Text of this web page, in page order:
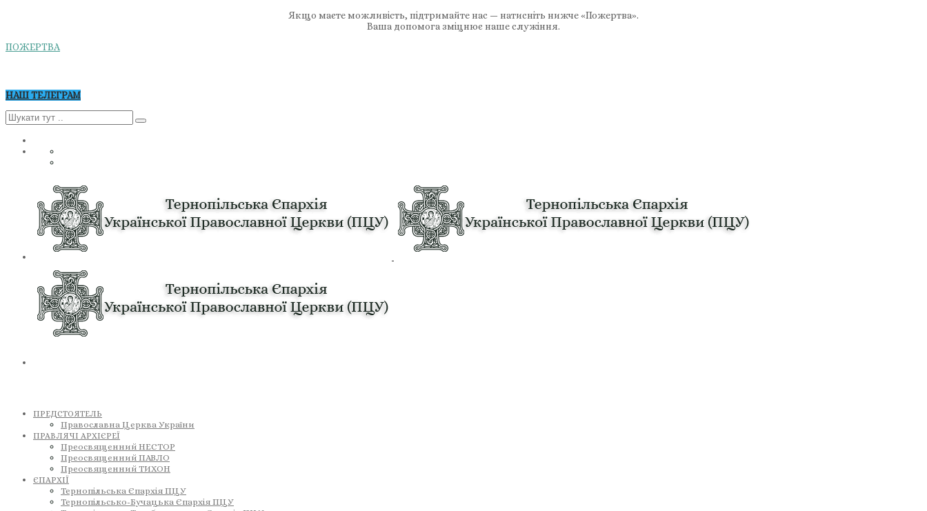
Якщо маєте можливість, підтримайте нас — натисніть нижче «Пожертва».
Ваша допомога зміцнює наше служіння.
ПОЖЕРТВА
НАШ ТЕЛЕГРАМ
ПРЕДСТОЯТЕЛЬ
Православна Церква України
ПРАВЛЯЧІ АРХІЄРЕЇ
Преосвященний НЕСТОР
Преосвященний ПАВЛО
Преосвященний ТИХОН
ЄПАРХІЇ
Тернопільська Єпархія ПЦУ
Тернопільсько-Бучацька Єпархія ПЦУ